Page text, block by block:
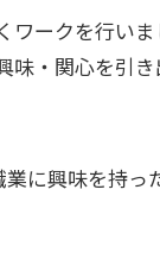
ークを行い
・関心を引
に興味を持っ